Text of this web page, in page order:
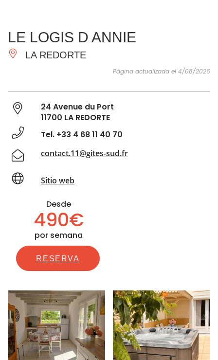
IMPRESCINDIBLES
HACER
INSPIRACIONES
LE LOGIS D ANNIE
LA REDORTE
Página actualizada el 4/08/2026
24 Avenue du Port
11700 LA REDORTE
Tel. +33 4 68 11 40 70
contact.11@gites-sud.fr
Sitio web
Desde
490€
por semana
RESERVA